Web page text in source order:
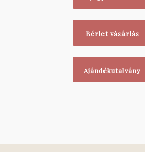
Bérlet vásárlás
Ajándékutalvány